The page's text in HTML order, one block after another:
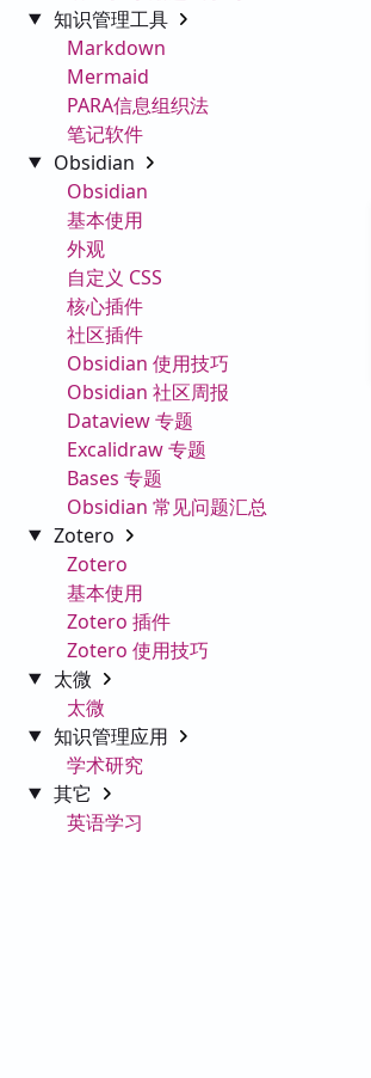
知识管理工具
Markdown
Mermaid
PARA信息组织法
笔记软件
Obsidian
Obsidian
基本使用
外观
自定义 CSS
核心插件
社区插件
Obsidian 使用技巧
Obsidian 社区周报
Dataview 专题
Excalidraw 专题
Bases 专题
Obsidian 常见问题汇总
Zotero
Zotero
基本使用
Zotero 插件
Zotero 使用技巧
太微
太微
知识管理应用
学术研究
其它
英语学习